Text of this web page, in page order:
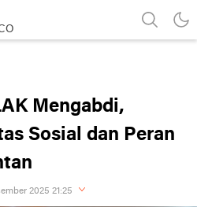
Mengabdi,
Sosial dan Peran
2025 21:25